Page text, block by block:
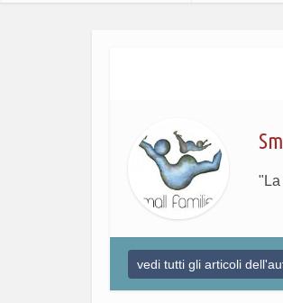
"La
vedi tutti gli articoli